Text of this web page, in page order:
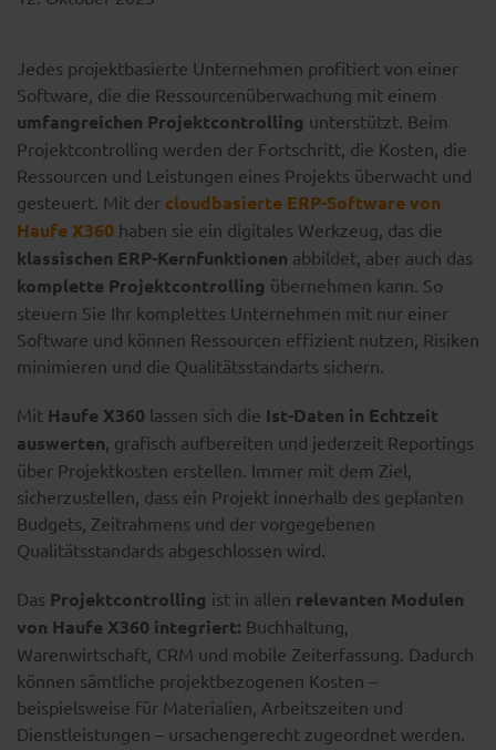
Jedes projektbasierte Unternehmen profitiert von einer
Software, die die Ressourcenüberwachung mit einem
umfangreichen Projektcontrolling unterstützt. Beim
Projektcontrolling werden der Fortschritt, die Kosten, die
Ressourcen und Leistungen eines Projekts überwacht und
gesteuert. Mit der cloudbasierte ERP-Software von
Haufe X360 haben sie ein digitales Werkzeug, das die
klassischen ERP-Kernfunktionen abbildet, aber auch das
komplette Projektcontrolling übernehmen kann. So
steuern Sie Ihr komplettes Unternehmen mit nur einer
Software und können Ressourcen effizient nutzen, Risiken
minimieren und die Qualitätsstandarts sichern.
Mit Haufe X360 lassen sich die Ist-Daten in Echtzeit
auswerten, grafisch aufbereiten und jederzeit Reportings
über Projektkosten erstellen. Immer mit dem Ziel,
sicherzustellen, dass ein Projekt innerhalb des geplanten
Budgets, Zeitrahmens und der vorgegebenen
Qualitätsstandards abgeschlossen wird.
Das Projektcontrolling ist in allen relevanten Modulen
von Haufe X360 integriert: Buchhaltung,
Warenwirtschaft, CRM und mobile Zeiterfassung. Dadurch
können sämtliche projektbezogenen Kosten –
beispielsweise für Materialien, Arbeitszeiten und
Dienstleistungen – ursachengerecht zugeordnet werden.